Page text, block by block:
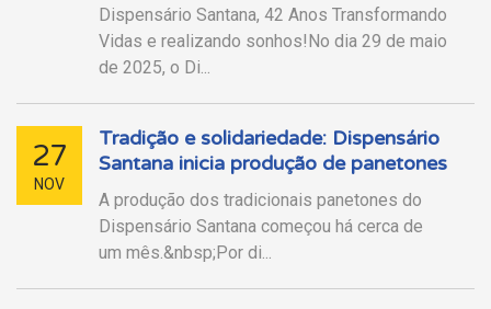
Dispensário Santana, 42 Anos Transformando
Vidas e realizando sonhos!No dia 29 de maio
de 2025, o Di...
27
NOV
Tradição e solidariedade: Dispensário
Santana inicia produção de panetones
A produção dos tradicionais panetones do
Dispensário Santana começou há cerca de
um mês.&nbsp;Por di...